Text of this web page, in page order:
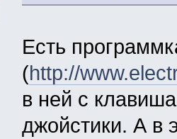
Есть
(http://
в ней с
джойстики. А в